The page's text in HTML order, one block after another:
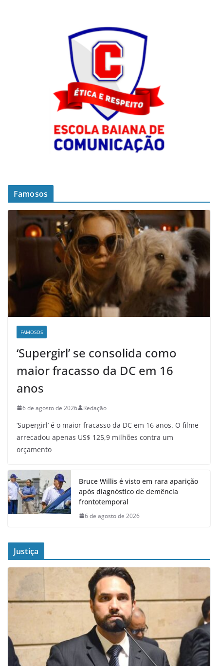
Famosos
FAMOSOS
‘Supergirl’ se consolida como
maior fracasso da DC em 16
anos
6 de agosto de 2026 Redação
‘Supergirl’ é o maior fracasso da DC em 16 anos. O filme
arrecadou apenas US$ 125,9 milhões contra um
orçamento
Bruce Willis é visto em rara aparição
após diagnóstico de demência
frontotemporal
6 de agosto de 2026
Justiça